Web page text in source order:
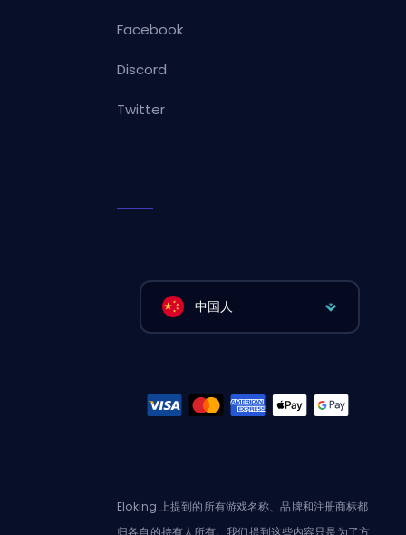
Facebook
Discord
Twitter
中国人
Eloking 上提到的所有游戏名称、品牌和注册商标都
归各自的持有人所有。我们提到这些内容只是为了方